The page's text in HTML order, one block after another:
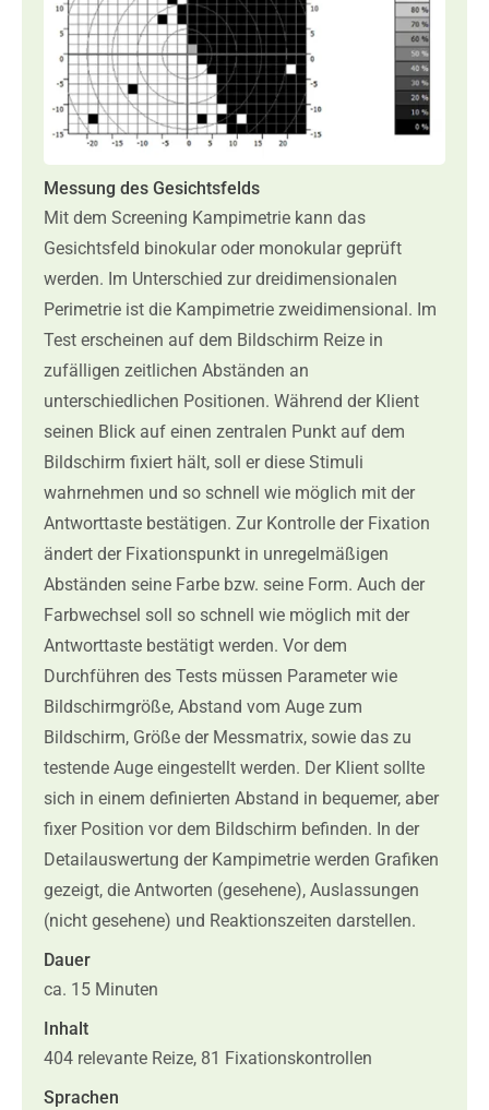
Messung des Gesichtsfelds
Mit dem Screening Kampimetrie kann das
Gesichtsfeld binokular oder monokular geprüft
werden. Im Unterschied zur dreidimensionalen
Perimetrie ist die Kampimetrie zweidimensional. Im
Test erscheinen auf dem Bildschirm Reize in
zufälligen zeitlichen Abständen an
unterschiedlichen Positionen. Während der Klient
seinen Blick auf einen zentralen Punkt auf dem
Bildschirm fixiert hält, soll er diese Stimuli
wahrnehmen und so schnell wie möglich mit der
Antworttaste bestätigen. Zur Kontrolle der Fixation
ändert der Fixationspunkt in unregelmäßigen
Abständen seine Farbe bzw. seine Form. Auch der
Farbwechsel soll so schnell wie möglich mit der
Antworttaste bestätigt werden. Vor dem
Durchführen des Tests müssen Parameter wie
Bildschirmgröße, Abstand vom Auge zum
Bildschirm, Größe der Messmatrix, sowie das zu
testende Auge eingestellt werden. Der Klient sollte
sich in einem definierten Abstand in bequemer, aber
fixer Position vor dem Bildschirm befinden. In der
Detailauswertung der Kampimetrie werden Grafiken
gezeigt, die Antworten (gesehene), Auslassungen
(nicht gesehene) und Reaktionszeiten darstellen.
Dauer
ca. 15 Minuten
Inhalt
404 relevante Reize, 81 Fixationskontrollen
Sprachen